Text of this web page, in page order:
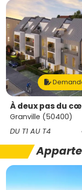
À deux pas du
Granville (50400)
DU T1 AU T4